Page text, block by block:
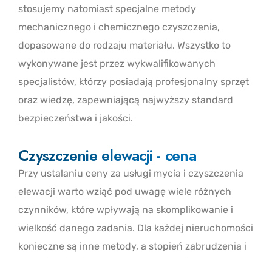
stosujemy natomiast specjalne metody
mechanicznego i chemicznego czyszczenia,
dopasowane do rodzaju materiału. Wszystko to
wykonywane jest przez wykwalifikowanych
specjalistów, którzy posiadają profesjonalny sprzęt
oraz wiedzę, zapewniającą najwyższy standard
bezpieczeństwa i jakości.
Czyszczenie elewacji - cena
Przy ustalaniu ceny za usługi mycia i czyszczenia
elewacji warto wziąć pod uwagę wiele różnych
czynników, które wpływają na skomplikowanie i
wielkość danego zadania. Dla każdej nieruchomości
konieczne są inne metody, a stopień zabrudzenia i